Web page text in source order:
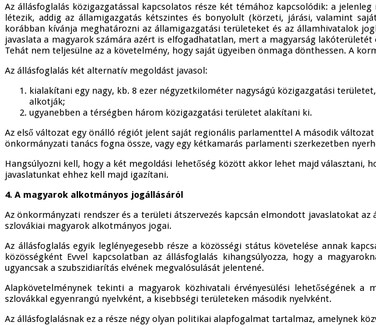
Az állásfoglalás közigazgatással kapcsolatos része két témához kapcsolódik: a
létezik, addig az államigazgatás kétszintes és bonyolult (körzeti, járási, valamint
korábban kívánja meghatározni az államigazgatási területeket és az államhivatalok
javaslata a magyarok számára azért is elfogadhatatlan, mert a magyarság
Tehát nem teljesülne az a követelmény, hogy saját ügyeiben önmaga dönthessen. A
Az állásfoglalás két alternatív megoldást javasol:
kialakítani egy nagy, kb. 8 ezer négyzetkilométer nagyságú közigazgatási
alkotják;
ugyanebben a térségben három közigazgatási területet alakítani ki.
Az első változat egy önálló régiót jelent saját regionális parlamenttel A második
önkormányzati tanács fogna össze, vagy egy kétkamarás parlamenti szerkezetben
Hangsúlyozni kell, hogy a két megoldási lehetőség között akkor lehet majd választani,
javaslatunkat ehhez kell majd igazítani.
4. A magyarok alkotmányos jogállásáról
Az önkormányzati rendszer és a területi átszervezés kapcsán elmondott javaslatokat
szlovákiai magyarok alkotmányos jogai.
Az állásfoglalás egyik leglényegesebb része a közösségi státus követelése annak
közösségként Evvel kapcsolatban az állásfoglalás kihangsúlyozza, hogy a
ugyancsak a szubszidiarítás elvének megvalósulását jelentené.
Alapkövetelménynek tekinti a magyarok közhivatali érvényesülési lehetőségének
szlovákkal egyenrangú nyelvként, a kisebbségi területeken második nyelvként.
Az állásfoglalásnak ez a része négy olyan politikai alapfogalmat tartalmaz, amelynek